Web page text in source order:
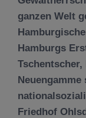
ganzen Welt
Hamburgs
Friedhof